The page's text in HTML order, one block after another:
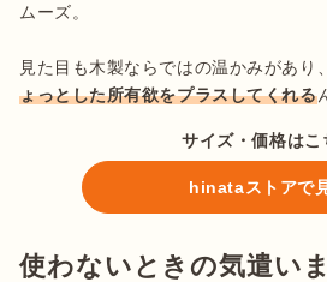
ムーズ。
見た目も木製ならではの温かみがあり
ょっとした所有欲をプラスしてくれる
サイズ・価格はこ
hinataストアで
使わないときの気遣い